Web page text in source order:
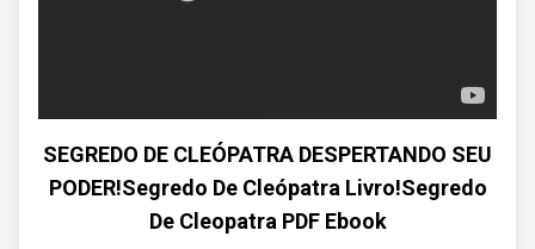
SEGREDO DE CLEÓPATRA DESPERTANDO SEU
PODER!Segredo De Cleópatra Livro!Segredo
De Cleopatra PDF Ebook